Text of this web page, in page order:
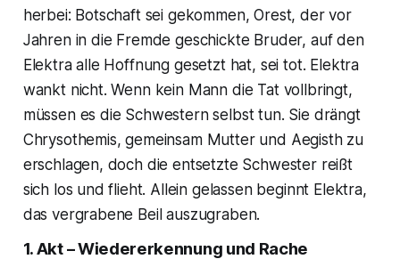
herbei: Botschaft sei gekommen, Orest, der vor
Jahren in die Fremde geschickte Bruder, auf den
Elektra alle Hoffnung gesetzt hat, sei tot. Elektra
wankt nicht. Wenn kein Mann die Tat vollbringt,
müssen es die Schwestern selbst tun. Sie drängt
Chrysothemis, gemeinsam Mutter und Aegisth zu
erschlagen, doch die entsetzte Schwester reißt
sich los und flieht. Allein gelassen beginnt Elektra,
das vergrabene Beil auszugraben.
1. Akt – Wiedererkennung und Rache